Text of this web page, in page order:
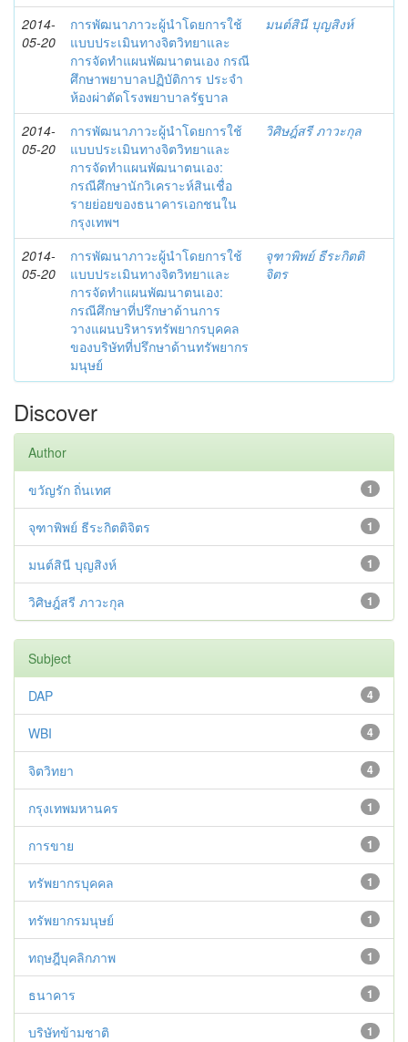
2014-
05-20
การพัฒนาภาวะผู้นำโดยการใช้
แบบประเมินทางจิตวิทยาและ
การจัดทำแผนพัฒนาตนเอง กรณี
ศึกษาพยาบาลปฏิบัติการ ประจำ
ห้องผ่าตัดโรงพยาบาลรัฐบาล
มนต์สินี บุญสิงห์
2014-
05-20
การพัฒนาภาวะผู้นำโดยการใช้
แบบประเมินทางจิตวิทยาและ
การจัดทำแผนพัฒนาตนเอง:
กรณีศึกษานักวิเคราะห์สินเชื่อ
รายย่อยของธนาคารเอกชนใน
กรุงเทพฯ
วิศิษฎ์สรี ภาวะกุล
2014-
05-20
การพัฒนาภาวะผู้นำโดยการใช้
แบบประเมินทางจิตวิทยาและ
การจัดทำแผนพัฒนาตนเอง:
กรณีศึกษาที่ปรึกษาด้านการ
วางแผนบริหารทรัพยากรบุคคล
ของบริษัทที่ปรึกษาด้านทรัพยากร
มนุษย์
จุฑาพิพย์ ธีระกิตติ
จิตร
Discover
Author
1
ขวัญรัก ถิ่นเทศ
1
จุฑาพิพย์ ธีระกิตติจิตร
1
มนต์สินี บุญสิงห์
1
วิศิษฎ์สรี ภาวะกุล
Subject
4
DAP
4
WBI
4
จิตวิทยา
1
กรุงเทพมหานคร
1
การขาย
1
ทรัพยากรบุคคล
1
ทรัพยากรมนุษย์
1
ทฤษฎีบุคลิกภาพ
1
ธนาคาร
1
บริษัทข้ามชาติ